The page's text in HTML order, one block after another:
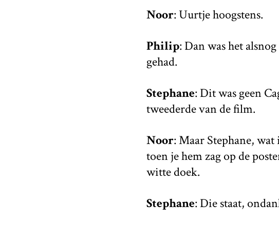
Noor: Uurtje hoogstens.
Philip: Dan was het
gehad.
Stephane: Dit was geen
tweederde van de film.
Noor: Maar Stephane,
toen je hem zag op de
witte doek.
Stephane: Die staat,